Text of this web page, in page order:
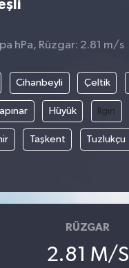
hPa, Rüzgar: 2.81 m/s
Cihanbeyli Çeltik
Hüyük Ilgın
Taşkent Tuzlukçu
RÜZGAR
2.81 M/S